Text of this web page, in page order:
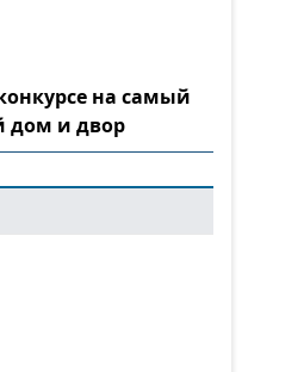
на самый
дом и двор